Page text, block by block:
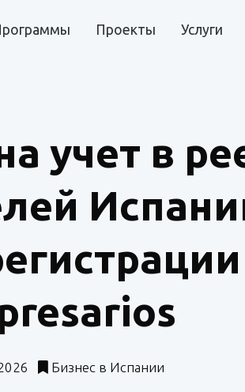
Проекты Услуги
учет в
Бизнес в Испании